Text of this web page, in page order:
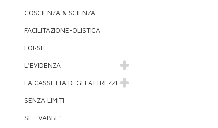
COSCIENZA & SCIENZA
FACILITAZIONE-OLISTICA
FORSE…
L’EVIDENZA
LA CASSETTA DEGLI ATTREZZI
SENZA LIMITI
SI … VABBE’ …